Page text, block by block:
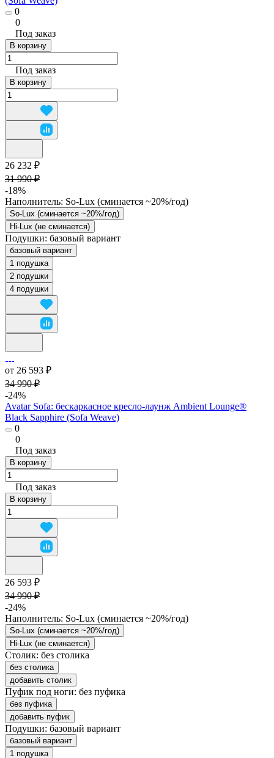
0
0
Под заказ
В корзину
Под заказ
В корзину
26 232 ₽
31 990 ₽
-18%
Наполнитель: So-Lux (cминается ~20%/год)
So-Lux (cминается ~20%/год)
Hi-Lux (не сминается)
Подушки: базовый вариант
базовый вариант
1 подушка
2 подушки
4 подушки
от 26 593 ₽
34 990 ₽
-24%
Avatar Sofa: бескаркасное кресло-лаунж Ambient Lounge®
Black Sapphire (Sofa Weave)
0
0
Под заказ
В корзину
Под заказ
В корзину
26 593 ₽
34 990 ₽
-24%
Наполнитель: So-Lux (cминается ~20%/год)
So-Lux (cминается ~20%/год)
Hi-Lux (не сминается)
Столик: без столика
без столика
добавить столик
Пуфик под ноги: без пуфика
без пуфика
добавить пуфик
Подушки: базовый вариант
базовый вариант
1 подушка